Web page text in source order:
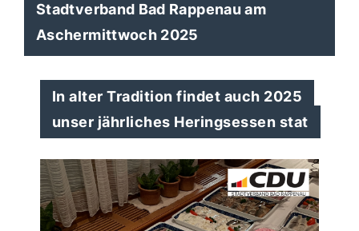
Stadtverband Bad Rappenau am
Aschermittwoch 2025
In alter Tradition findet auch 2025
unser jährliches Heringsessen stat